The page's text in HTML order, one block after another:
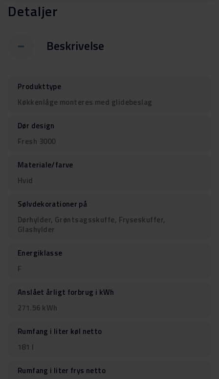
Detaljer
Beskrivelse
Produkttype
Køkkenlåge monteres med glidebeslag
Dør design
Fresh 3000
Materiale/farve
Hvid
Sølvdekorationer på
Dørhylder, Grøntsagsskuffe, Fryseskuffer,
Glashylder
Energiklasse
F
Anslået årligt forbrug i kWh
271.56 kWh
Rumfang i liter køl netto
181 l
Rumfang i liter frys netto